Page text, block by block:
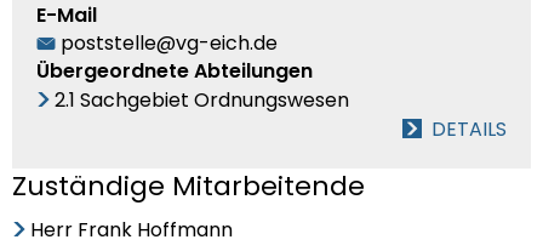
E-Mail
poststelle@vg-eich.de
Übergeordnete Abteilungen
2.1 Sachgebiet Ordnungswesen
DETAILS
Zuständige Mitarbeitende
Herr Frank Hoffmann